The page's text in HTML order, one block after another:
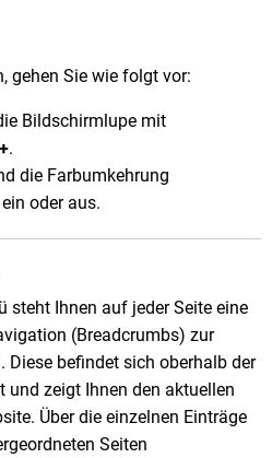
gehen Sie wie folgt vor:
Bildschirmlupe mit
+.
die Farbumkehrung
ein oder aus.
Ihnen auf jeder Seite eine
(Breadcrumbs) zur
Diese befindet sich oberhalb der
und zeigt Ihnen den aktuellen
Über die einzelnen Einträge
Seiten